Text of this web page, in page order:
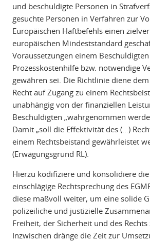
und beschuldigte Personen in
gesuchte Personen in Verfahren zur
Europäischen Haftbefehls einen
europäischen Mindeststandard
Voraussetzungen einem
Prozesskostenhilfe bzw. notwendige
gewähren sei. Die Richtlinie diene
Recht auf Zugang zu einem
unabhängig von der finanziellen
Beschuldigten „wahrgenommen
Damit „soll die Effektivität des (…)
einem Rechtsbeistand gewährleistet
(Erwägungsgrund RL).
Hierzu kodifiziere und konsolidiere
einschlägige Rechtsprechung des
diese maßvoll weiter, um eine solide
polizeiliche und justizielle
Freiheit, der Sicherheit und des Rechts
Inzwischen dränge die Zeit zur